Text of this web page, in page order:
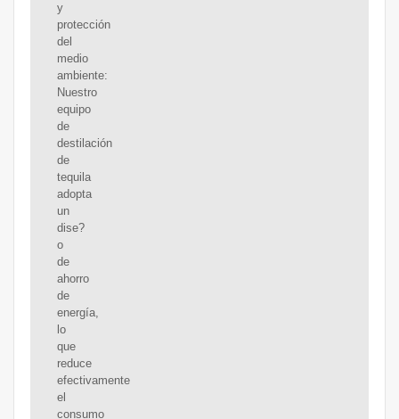
y
protección
del
medio
ambiente:
Nuestro
equipo
de
destilación
de
tequila
adopta
un
dise?
o
de
ahorro
de
energía,
lo
que
reduce
efectivamente
el
consumo